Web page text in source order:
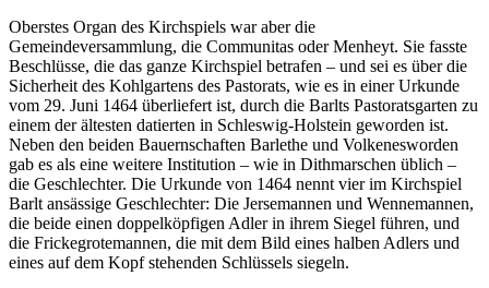
Oberstes Organ des Kirchspiels war aber die
Gemeindeversammlung, die Communitas oder Menheyt. Sie fasste
Beschlüsse, die das ganze Kirchspiel betrafen – und sei es über die
Sicherheit des Kohlgartens des Pastorats, wie es in einer Urkunde
vom 29. Juni 1464 überliefert ist, durch die Barlts Pastoratsgarten zu
einem der ältesten datierten in Schleswig-Holstein geworden ist.
Neben den beiden Bauernschaften Barlethe und Volkenesworden
gab es als eine weitere Institution – wie in Dithmarschen üblich –
die Geschlechter. Die Urkunde von 1464 nennt vier im Kirchspiel
Barlt ansässige Geschlechter: Die Jersemannen und Wennemannen,
die beide einen doppelköpfigen Adler in ihrem Siegel führen, und
die Frickegrotemannen, die mit dem Bild eines halben Adlers und
eines auf dem Kopf stehenden Schlüssels siegeln.